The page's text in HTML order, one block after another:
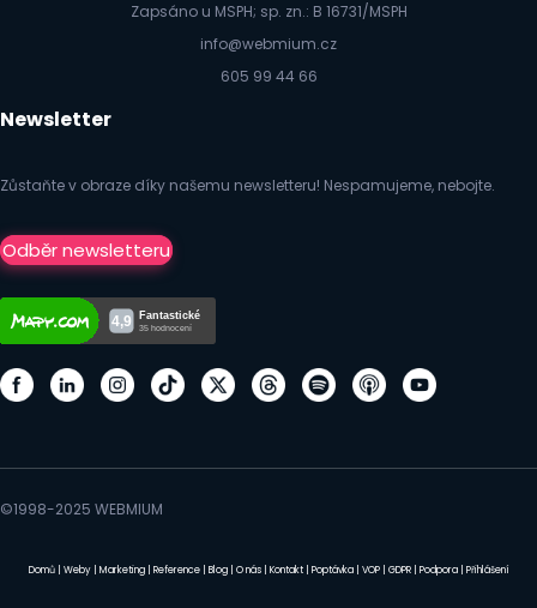
Zapsáno u MSPH; sp. zn.: B 16731/MSPH
info@webmium.cz
605 99 44 66
Newsletter
Zůstaňte v obraze díky našemu newsletteru! Nespamujeme, nebojte.
Odběr newsletteru
©1998-2025 WEBMIUM
Domů Weby Marketing Reference Blog O nás Kontakt Poptávka VOP GDPR Podpora Přihlášení